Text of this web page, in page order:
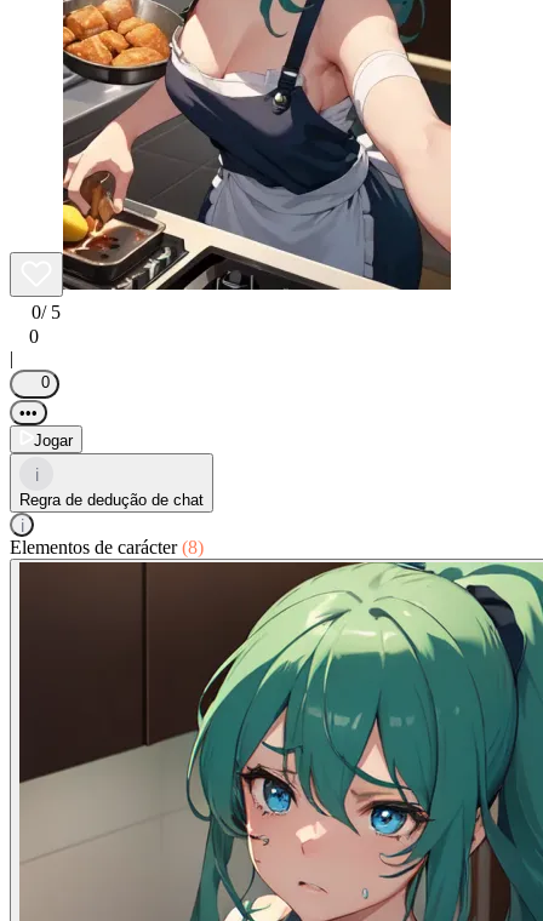
0/ 5
0
|
0
•••
Jogar
i
Regra de dedução de chat
i
Elementos de carácter(8)